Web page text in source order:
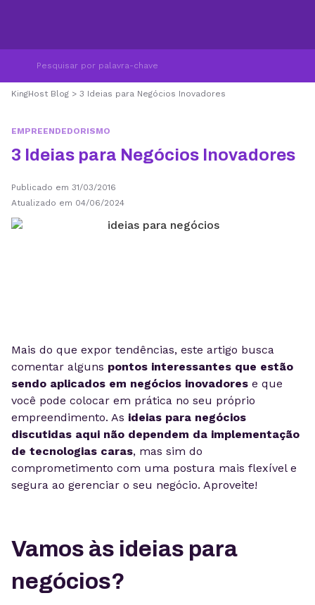
KingHost Blog > 3 Ideias para Negócios Inovadores
EMPREENDEDORISMO
3 Ideias para Negócios Inovadores
Publicado em 31/03/2016
Atualizado em 04/06/2024
Mais do que expor tendências, este artigo busca
comentar alguns pontos interessantes que estão
sendo aplicados em negócios inovadores e que
você pode colocar em prática no seu próprio
empreendimento. As ideias para negócios
discutidas aqui não dependem da implementação
de tecnologias caras, mas sim do
comprometimento com uma postura mais flexível e
segura ao gerenciar o seu negócio. Aproveite!
Vamos às ideias para
negócios?